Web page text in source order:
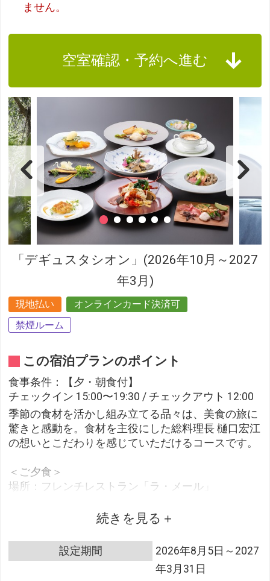
ません。
空室確認・予約へ進む
「デギュスタシオン」(2026年10月～2027
年3月)
現地払い
オンラインカード決済可
禁煙ルーム
この宿泊プランのポイント
食事条件：【夕・朝食付】
チェックイン 15:00〜19:30 / チェックアウト 12:00
季節の食材を活かし組み立てる品々は、美食の旅に
驚きと感動を。食材を主役にした総料理長 樋口宏江
の想いとこだわりを感じていただけるコースです。
＜ご夕食＞
場所：フレンチレストラン「ラ・メール」
内容：海の幸フランス料理「デギュスタシオン」
～メニュー～
(2026年4月～9月)
続きを見る
設定期間
2026年8月5日～2027
年3月31日